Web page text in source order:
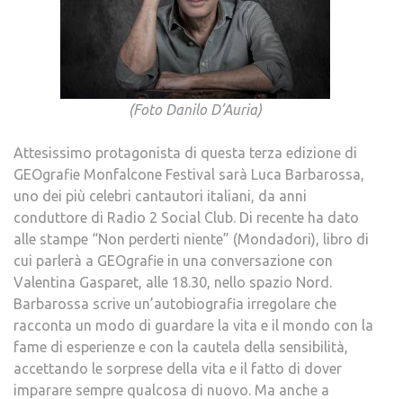
(Foto Danilo D’Auria)
Attesissimo protagonista di questa terza edizione di
GEOgrafie Monfalcone Festival sarà Luca Barbarossa,
uno dei più celebri cantautori italiani, da anni
conduttore di Radio 2 Social Club. Di recente ha dato
alle stampe “Non perderti niente” (Mondadori), libro di
cui parlerà a GEOgrafie in una conversazione con
Valentina Gasparet, alle 18.30, nello spazio Nord.
Barbarossa scrive un’autobiografia irregolare che
racconta un modo di guardare la vita e il mondo con la
fame di esperienze e con la cautela della sensibilità,
accettando le sorprese della vita e il fatto di dover
imparare sempre qualcosa di nuovo. Ma anche a